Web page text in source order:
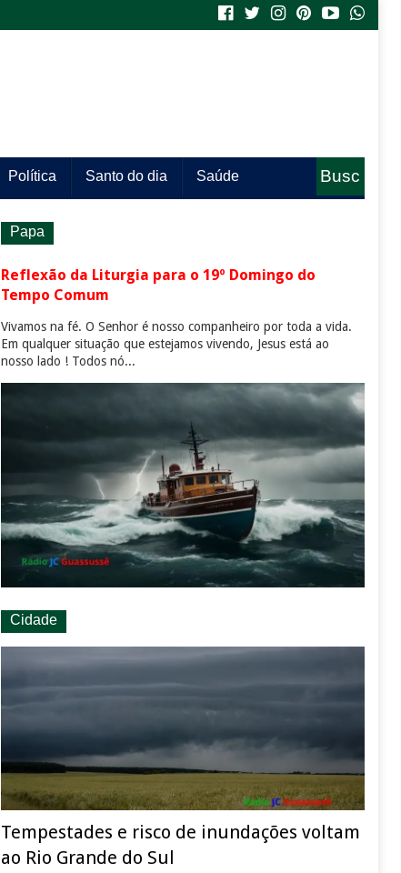
Política Santo do dia Saúde
Busc
Papa
Reflexão da Liturgia para o 19º Domingo do
Tempo Comum
Vivamos na fé. O Senhor é nosso companheiro por toda a vida.
Em qualquer situação que estejamos vivendo, Jesus está ao
nosso lado ! Todos nó...
Cidade
Tempestades e risco de inundações voltam
ao Rio Grande do Sul